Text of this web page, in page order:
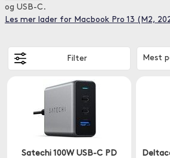
og USB-C.
Les mer lader for Macbook Pro 13 (M2,
Filter
Satechi 100W USB-C PD